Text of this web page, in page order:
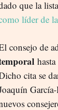
que la
líder de
consejo de
cita se